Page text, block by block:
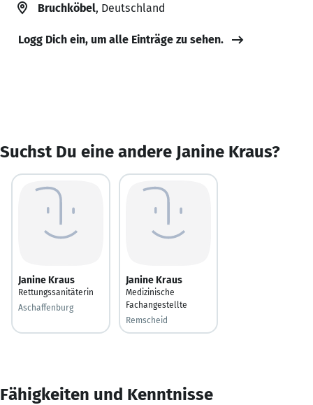
Bruchköbel, Deutschland
Logg Dich ein, um alle Einträge zu sehen.
Suchst Du eine andere Janine Kraus?
Janine Kraus
Rettungssanitäterin
Aschaffenburg
Janine Kraus
Medizinische
Fachangestellte
Remscheid
Fähigkeiten und Kenntnisse